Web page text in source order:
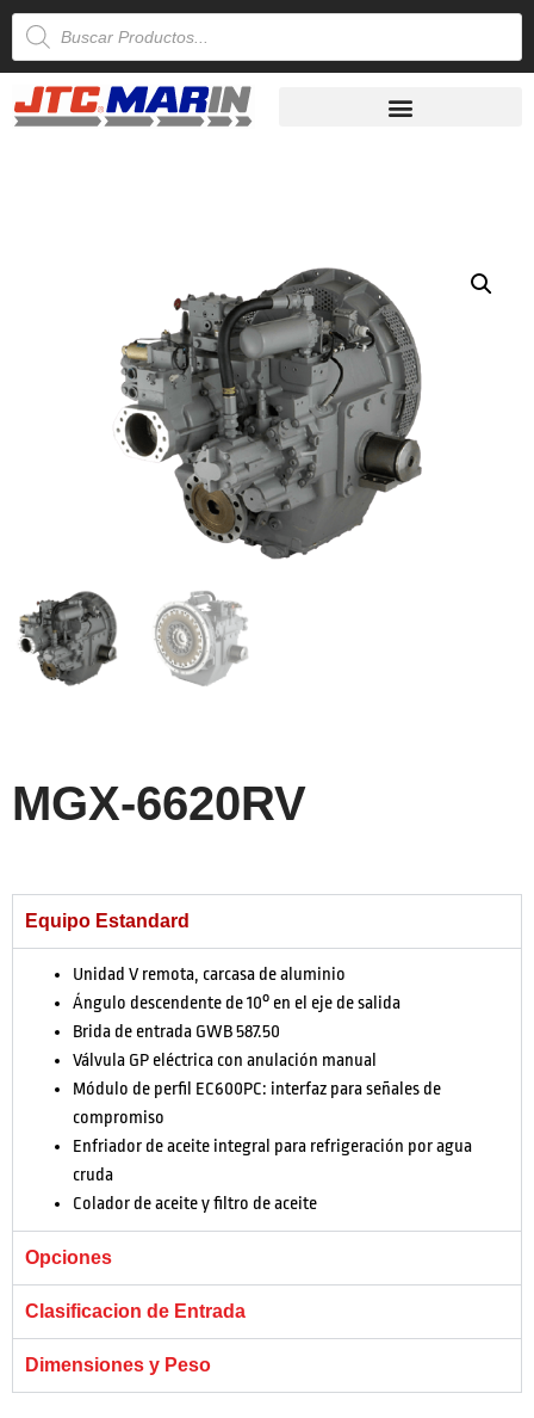
MGX-6620RV
Equipo Estandard
Unidad V remota, carcasa de aluminio
Ángulo descendente de 10° en el eje de salida
Brida de entrada GWB 587.50
Válvula GP eléctrica con anulación manual
Módulo de perfil EC600PC: interfaz para señales de
compromiso
Enfriador de aceite integral para refrigeración por agua
cruda
Colador de aceite y filtro de aceite
Opciones
Clasificacion de Entrada
Dimensiones y Peso